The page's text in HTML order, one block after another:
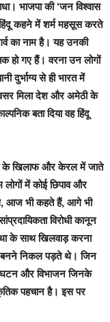
भाजपा की ‘जन विश्वास
हि‍ंदू कहने में शर्म महसूस करते
का नाम है। यह उनकी
गए हैं। वरना उन लोगों
दुर्भाग्य से ही भारत में
मिला देश और अमेठी के
बता दिया वह हि‍ंदू
के खिलाफ और केरल में जाते
में कोई छिपाव और
आज भी कहते हैं, आगे भी
विरोधी कानून
के साथ खिलवाड़ करना
बनने निकल पड़ते थे। जिन
और विभाजन जिनके
पहचान है। इस पर